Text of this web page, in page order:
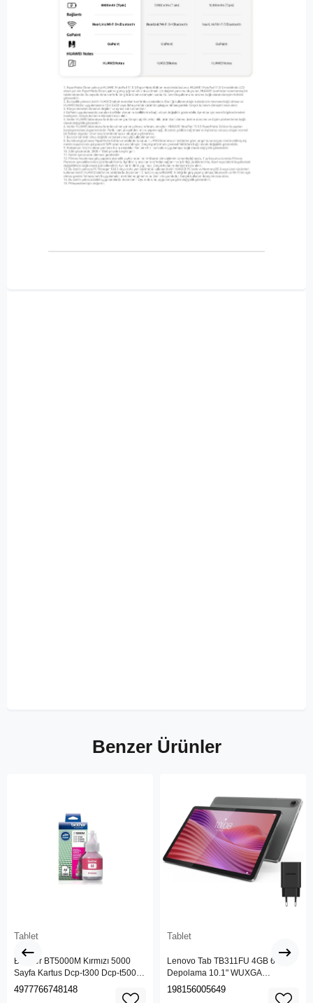
Benzer Ürünler
Tablet
Brother BT5000M Kırmızı 5000
Sayfa Kartus Dcp-t300 Dcp-t500w
Dcp-t700w Mfc-t800w
4977766748148
Tablet
Lenovo Tab TB311FU 4GB 64GB
Depolama 10.1" WUXGA
(1920x1200) IPS IP52 Android
198156005649